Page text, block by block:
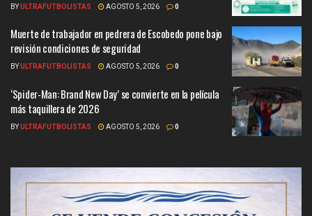
BYULTRAFUTBOLISTAS AGOSTO 5, 2026 0
Muerte de trabajador en pedrera de Escobedo pone bajo
revisión condiciones de seguridad
BYULTRAFUTBOLISTAS AGOSTO 5, 2026 0
‘Spider-Man: Brand New Day’ se convierte en la película
más taquillera de 2026
BYULTRAFUTBOLISTAS AGOSTO 5, 2026 0